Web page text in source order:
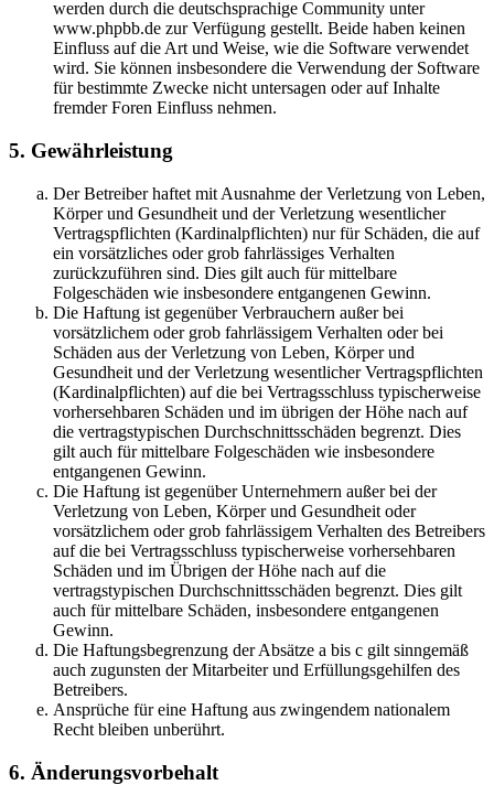
werden durch die deutschsprachige Community unter
www.phpbb.de zur Verfügung gestellt. Beide haben keinen
Einfluss auf die Art und Weise, wie die Software verwendet
wird. Sie können insbesondere die Verwendung der Software
für bestimmte Zwecke nicht untersagen oder auf Inhalte
fremder Foren Einfluss nehmen.
5. Gewährleistung
Der Betreiber haftet mit Ausnahme der Verletzung von Leben,
Körper und Gesundheit und der Verletzung wesentlicher
Vertragspflichten (Kardinalpflichten) nur für Schäden, die auf
ein vorsätzliches oder grob fahrlässiges Verhalten
zurückzuführen sind. Dies gilt auch für mittelbare
Folgeschäden wie insbesondere entgangenen Gewinn.
Die Haftung ist gegenüber Verbrauchern außer bei
vorsätzlichem oder grob fahrlässigem Verhalten oder bei
Schäden aus der Verletzung von Leben, Körper und
Gesundheit und der Verletzung wesentlicher Vertragspflichten
(Kardinalpflichten) auf die bei Vertragsschluss typischerweise
vorhersehbaren Schäden und im übrigen der Höhe nach auf
die vertragstypischen Durchschnittsschäden begrenzt. Dies
gilt auch für mittelbare Folgeschäden wie insbesondere
entgangenen Gewinn.
Die Haftung ist gegenüber Unternehmern außer bei der
Verletzung von Leben, Körper und Gesundheit oder
vorsätzlichem oder grob fahrlässigem Verhalten des Betreibers
auf die bei Vertragsschluss typischerweise vorhersehbaren
Schäden und im Übrigen der Höhe nach auf die
vertragstypischen Durchschnittsschäden begrenzt. Dies gilt
auch für mittelbare Schäden, insbesondere entgangenen
Gewinn.
Die Haftungsbegrenzung der Absätze a bis c gilt sinngemäß
auch zugunsten der Mitarbeiter und Erfüllungsgehilfen des
Betreibers.
Ansprüche für eine Haftung aus zwingendem nationalem
Recht bleiben unberührt.
6. Änderungsvorbehalt